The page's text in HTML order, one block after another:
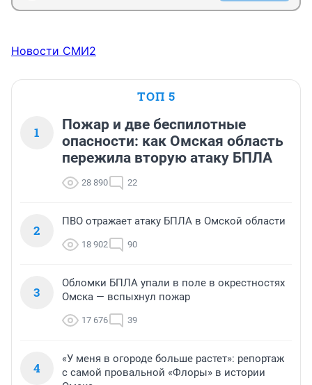
Новости СМИ2
ТОП 5
1
Пожар и две беспилотные
опасности: как Омская область
пережила вторую атаку БПЛА
28 890 22
2
ПВО отражает атаку БПЛА в Омской области
18 902 90
3
Обломки БПЛА упали в поле в окрестностях
Омска — вспыхнул пожар
17 676 39
4
«У меня в огороде больше растет»: репортаж
с самой провальной «Флоры» в истории